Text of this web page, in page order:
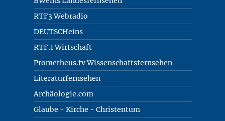
RTF3 Webradio
DEUTSCHeins
RTF.1 Wirtschaft
Prometheus.tv Wissenschaftsfernsehen
Literaturfernsehen
Archäologie.com
Glaube - Kirche - Christentum